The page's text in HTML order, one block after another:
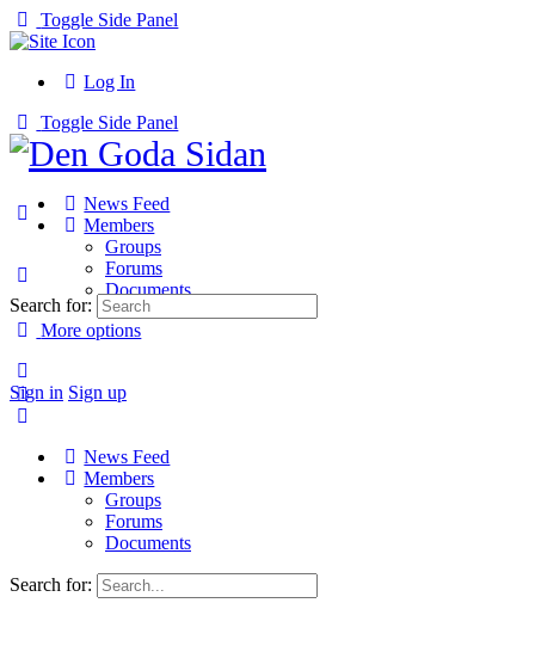
Toggle Side Panel
Log In
Toggle Side Panel
News Feed
Members
Groups
Forums
Documents
More options
Sign in Sign up
Search for:
News Feed
Members
Groups
Forums
Documents
Search for: